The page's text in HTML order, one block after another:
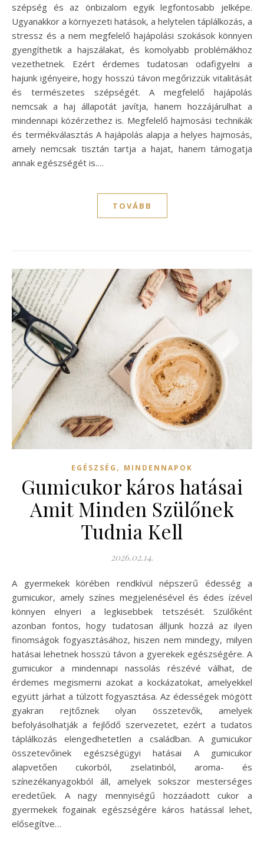
szépség és az önbizalom egyik legfontosabb jelképe.
Ugyanakkor a környezeti hatások, a helytelen táplálkozás, a
stressz és a nem megfelelő hajápolási szokások könnyen
gyengíthetik a hajszálakat, és komolyabb problémákhoz
vezethetnek. Ezért érdemes tudatosan odafigyelni a
hajunk igényeire, hogy hosszú távon megőrizzük vitalitását
és természetes szépségét. A megfelelő hajápolás
nemcsak a haj állapotát javítja, hanem hozzájárulhat a
mindennapi közérzethez is. Megfelelő hajmosási technikák
és termékválasztás A hajápolás alapja a helyes hajmosás,
amely nemcsak tisztán tartja a hajat, hanem támogatja
annak egészségét is.…
TOVÁBB
EGÉSZSÉG , MINDENNAPOK
Gumicukor káros hatásai
Amit Minden Szülőnek
Tudnia Kell
2026.02.14.
A gyermekek körében rendkívül népszerű édesség a
gumicukor, amely színes megjelenésével és édes ízével
könnyen elnyeri a legkisebbek tetszését. Szülőként
azonban fontos, hogy tudatosan álljunk hozzá az ilyen
finomságok fogyasztásához, hiszen nem mindegy, milyen
hatásai lehetnek hosszú távon a gyerekek egészségére. A
gumicukor a mindennapi nassolás részévé válhat, de
érdemes megismerni azokat a kockázatokat, amelyekkel
együtt járhat a túlzott fogyasztása. Az édességek mögött
gyakran rejtőznek olyan összetevők, amelyek
befolyásolhatják a fejlődő szervezetet, ezért a tudatos
táplálkozás elengedhetetlen a családban. A gumicukor
összetevőinek egészségügyi hatásai A gumicukor
alapvetően cukorból, zselatinból, aroma- és
színezékanyagokból áll, amelyek sokszor mesterséges
eredetűek. A nagy mennyiségű hozzáadott cukor a
gyermekek fogainak egészségére káros hatással lehet,
elősegítve…